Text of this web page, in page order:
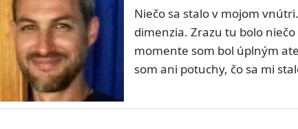
Niečo sa stalo v mojom
dimenzia. Zrazu tu bolo
momente som bol úplným
som ani potuchy, čo sa mi